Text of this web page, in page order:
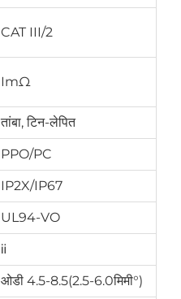
CAT III/2
ImΩ
तांबा, टिन-लेपित
PPO/PC
IP2X/IP67
UL94-VO
ⅱ
ओडी 4.5-8.5(2.5-6.0मिमी°)